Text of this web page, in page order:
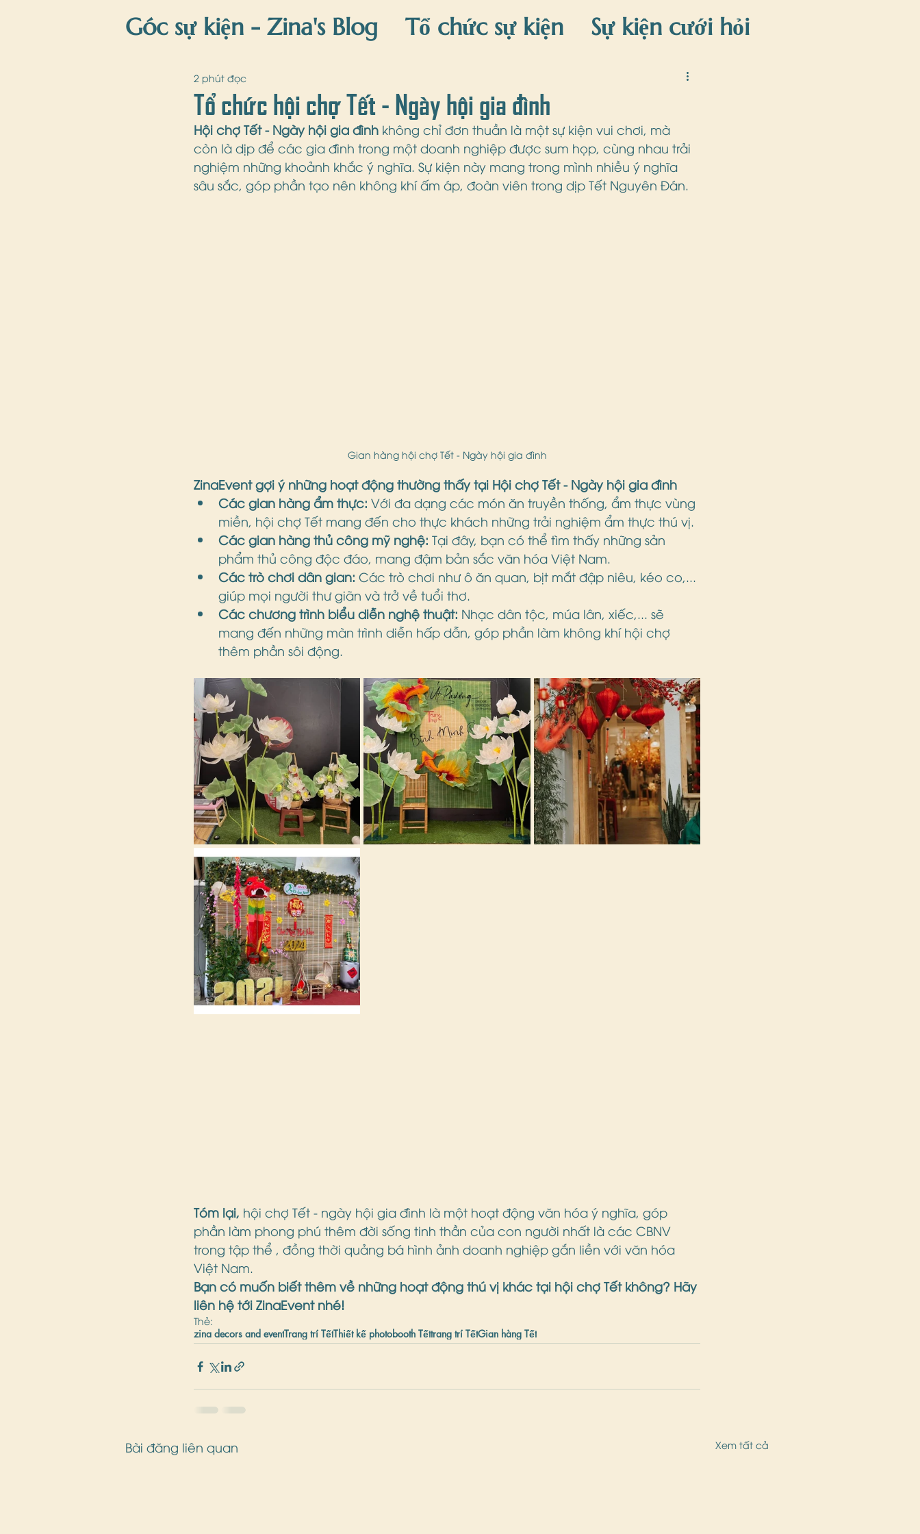
Góc sự kiện - Zina's Blog Tổ chức sự kiện
Sự kiện cưới hỏi
Zina'Blog
Tổ chức hội chợ Tết - Ngày hội gia đình
2 phút đọc
Hội chợ Tết - Ngày hội gia đình không chỉ đơn thuần là một sự kiện vui chơi, mà
còn là dịp để các gia đình trong một doanh nghiệp được sum họp, cùng nhau trải
nghiệm những khoảnh khắc ý nghĩa. Sự kiện này mang trong mình nhiều ý nghĩa
sâu sắc, góp phần tạo nên không khí ấm áp, đoàn viên trong dịp Tết Nguyên Đán.
Gian hàng hội chợ Tết - Ngày hội gia đình
ZinaEvent gợi ý những hoạt động thường thấy tại Hội chợ Tết - Ngày hội gia đình
Các gian hàng ẩm thực: Với đa dạng các món ăn truyền thống, ẩm thực vùng
miền, hội chợ Tết mang đến cho thực khách những trải nghiệm ẩm thực thú vị.
Các gian hàng thủ công mỹ nghệ: Tại đây, bạn có thể tìm thấy những sản
phẩm thủ công độc đáo, mang đậm bản sắc văn hóa Việt Nam.
Các trò chơi dân gian: Các trò chơi như ô ăn quan, bịt mắt đập niêu, kéo co,...
giúp mọi người thư giãn và trở về tuổi thơ.
Các chương trình biểu diễn nghệ thuật: Nhạc dân tộc, múa lân, xiếc,... sẽ
mang đến những màn trình diễn hấp dẫn, góp phần làm không khí hội chợ
thêm phần sôi động.
Tóm lại, hội chợ Tết - ngày hội gia đình là một hoạt động văn hóa ý nghĩa, góp
phần làm phong phú thêm đời sống tinh thần của con người nhất là các CBNV
trong tập thể , đồng thời quảng bá hình ảnh doanh nghiệp gắn liền với văn hóa
Việt Nam.
Bạn có muốn biết thêm về những hoạt động thú vị khác tại hội chợ Tết không? Hãy
liên hệ tới ZinaEvent nhé!
Thẻ:
zina decors and eventTrang trí TếtThiết kế photobooth Tếttrang trí TếtGian hàng Tết
Bài đăng liên quan Xem tất cả